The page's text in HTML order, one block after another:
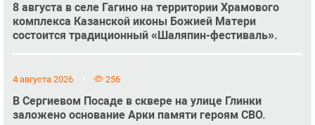
8 августа в селе Гагино на территории Храмового
комплекса Казанской иконы Божией Матери
состоится традиционный «Шаляпин-фестиваль».
4 августа 2026 256
В Сергиевом Посаде в сквере на улице Глинки
заложено основание Арки памяти героям СВО.